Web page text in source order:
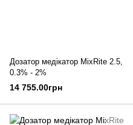
Дозатор медікатор MixRite 2.5,
0.3% - 2%
14 755.00грн